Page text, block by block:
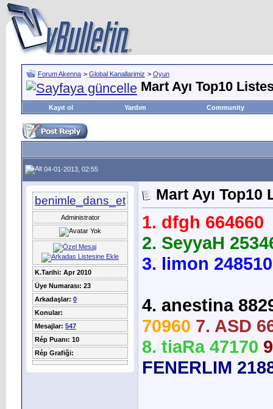
Forum Akenna > Global Kanallarimiz > Oyun
Mart Ayı Top10
Kayıt ol Yardım Community
04-01-2013, 02:55
benimle_dans_et
Administrator
K.Tarihi: Apr 2010
Üye Numarası: 23
Arkadaşlar: 0
Konular:
Mesajlar: 547
Rép Puanı: 10
Rép Grafiği:
Mart Ayı Top10
1. dfgh 664660
2. SeyyaH
3. limon 248510
4. anestina
70960 7. ASD
8. tiaRa 47170
FENERLIM